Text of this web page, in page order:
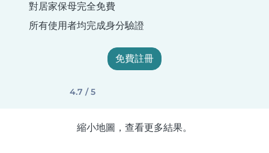
對居家保母完全免費
所有使用者均完成身分驗證
免費註冊
4.7 / 5
縮小地圖，查看更多結果。